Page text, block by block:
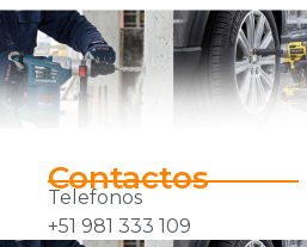
Contactos
Telefonos
+51 981 333 109